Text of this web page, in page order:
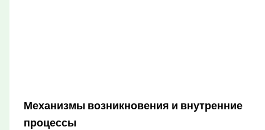
Механизмы возникновения и внутренние
процессы